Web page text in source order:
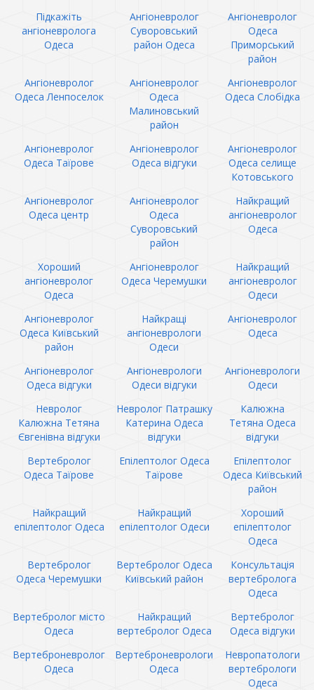
Підкажіть
ангіоневролога
Одеса
Ангіоневролог
Суворовський
район Одеса
Ангіоневролог
Одеса
Приморський
район
Ангіоневролог
Одеса Ленпоселок
Ангіоневролог
Одеса
Малиновський
район
Ангіоневролог
Одеса Слобідка
Ангіоневролог
Одеса Таїрове
Ангіоневролог
Одеса відгуки
Ангіоневролог
Одеса селище
Котовського
Ангіоневролог
Одеса центр
Ангіоневролог
Одеса
Суворовський
район
Найкращий
ангіоневролог
Одеса
Хороший
ангіоневролог
Одеса
Ангіоневролог
Одеса Черемушки
Найкращий
ангіоневролог
Одеси
Ангіоневролог
Одеса Київський
район
Найкращі
ангіоневрологи
Одеси
Ангіоневролог
Одеса
Ангіоневролог
Одеса відгуки
Ангіоневрологи
Одеси відгуки
Ангіоневрологи
Одеси
Невролог
Калюжна Тетяна
Євгенівна відгуки
Невролог Патрашку
Катерина Одеса
відгуки
Калюжна
Тетяна Одеса
відгуки
Вертебролог
Одеса Таїрове
Епілептолог Одеса
Таїрове
Епілептолог
Одеса Київський
район
Найкращий
епілептолог Одеса
Найкращий
епілептолог Одеси
Хороший
епілептолог
Одеса
Вертебролог
Одеса Черемушки
Вертебролог Одеса
Київський район
Консультація
вертебролога
Одеса
Вертебролог місто
Одеса
Найкращий
вертебролог Одеса
Вертебролог
Одеса відгуки
Вертеброневролог
Одеса
Вертеброневрологи
Одеса
Невропатологи
вертебрологи
Одеса